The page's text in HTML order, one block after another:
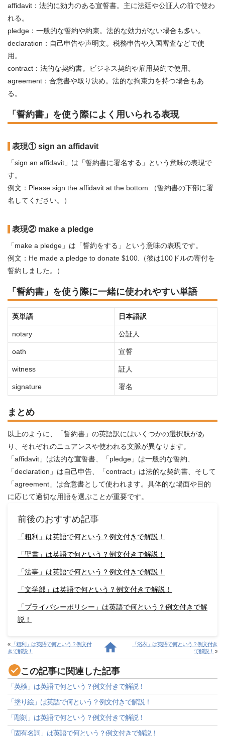
affidavit：法的に効力のある宣誓書。主に法廷や公証人の前で使わ
れる。
pledge：一般的な誓約や約束。法的な効力がない場合も多い。
declaration：自己申告や声明文。税務申告や入国審査などで使
用。
contract：法的な契約書。ビジネス契約や雇用契約で使用。
agreement：合意書や取り決め。法的な拘束力を持つ場合もあ
る。
「誓約書」を使う際によく用いられる表現
表現① sign an affidavit
「sign an affidavit」は「誓約書に署名する」という意味の表現で
す。
例文：Please sign the affidavit at the bottom.（誓約書の下部に署
名してください。）
表現② make a pledge
「make a pledge」は「誓約をする」という意味の表現です。
例文：He made a pledge to donate $100.（彼は100ドルの寄付を
誓約しました。）
「誓約書」を使う際に一緒に使われやすい単語
英単語 日本語訳
notary 公証人
oath 宣誓
witness 証人
signature 署名
まとめ
以上のように、「誓約書」の英語訳にはいくつかの選択肢があ
り、それぞれのニュアンスや使われる文脈が異なります。
「affidavit」は法的な宣誓書、「pledge」は一般的な誓約、
「declaration」は自己申告、「contract」は法的な契約書、そして
「agreement」は合意書として使われます。具体的な場面や目的
に応じて適切な用語を選ぶことが重要です。
前後のおすすめ記事
「粗利」は英語で何という？例文付きで解説！
「聖書」は英語で何という？例文付きで解説！
「法事」は英語で何という？例文付きで解説！
「文学部」は英語で何という？例文付きで解説！
「プライバシーポリシー」は英語で何という？例文付きで解
説！
« 「粗利」は英語で何という？例文付
きで解説！
「浴衣」は英語で何という？例文付き
で解説！ »
この記事に関連した記事
「英検」は英語で何という？例文付きで解説！
「塗り絵」は英語で何という？例文付きで解説！
「彫刻」は英語で何という？例文付きで解説！
「固有名詞」は英語で何という？例文付きで解説！